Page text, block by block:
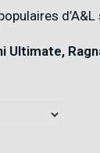
Ultimate,